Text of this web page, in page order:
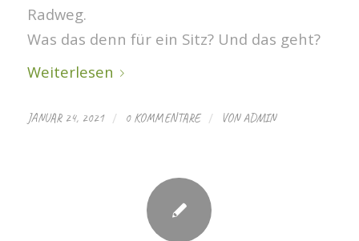
Radweg.
Was das denn für ein Sitz? Und das geht?
Weiterlesen
JANUAR 24, 2021 / 0 KOMMENTARE / VONADMIN